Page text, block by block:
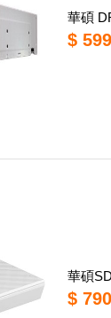
華碩
$ 599
華碩
$ 790